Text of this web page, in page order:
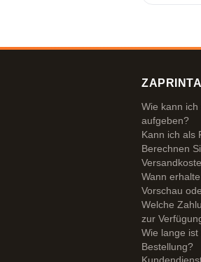
Wie kann ich
aufgeben?
Kann ich als
Berechnen
Wann
Vorschau
Welche
zur
Wie lange
Bestellung?